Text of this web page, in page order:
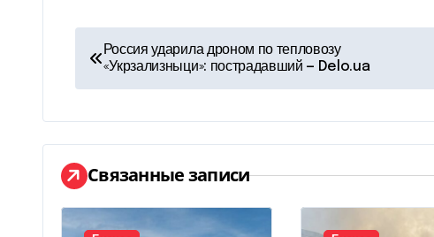
Н
а
в
и
г
а
Россия ударила дроном по тепловозу
«Укрзализныци»: пострадавший — Delo.ua
Связанные записи